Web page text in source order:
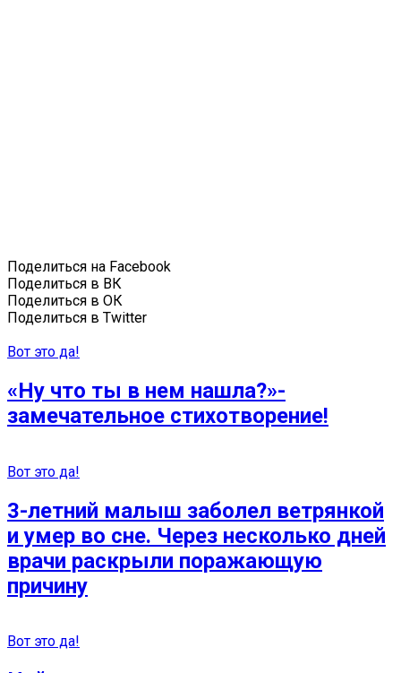
Поделиться на Facebook
Поделиться в ВК
Поделиться в ОК
Поделиться в Twitter
Вот это да!
«Ну что ты в нем нашла?»-
замечательное стихотворение!
Вот это да!
3-летний малыш заболел ветрянкой
и умeр во сне. Через несколько дней
врачи раскрыли поражающую
причину
Вот это да!